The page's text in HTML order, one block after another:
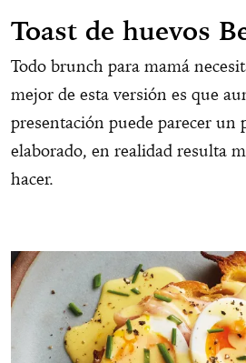
Toast de huevos
Todo brunch para mamá
mejor de esta versión es que
presentación puede parecer un
elaborado, en realidad resulta
hacer.